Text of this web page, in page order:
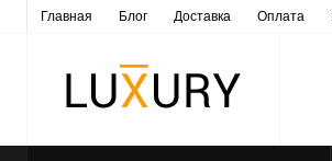
Главная Блог Доставка Оплата